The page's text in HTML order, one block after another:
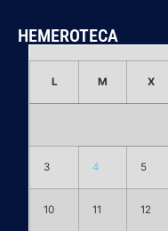
HEMEROTECA
L M X
3 4 5
10 11 12